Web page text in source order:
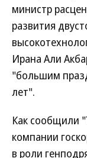
министр
развития
Ирана Али
"большим
лет".
Как сообщили
компании
в роли